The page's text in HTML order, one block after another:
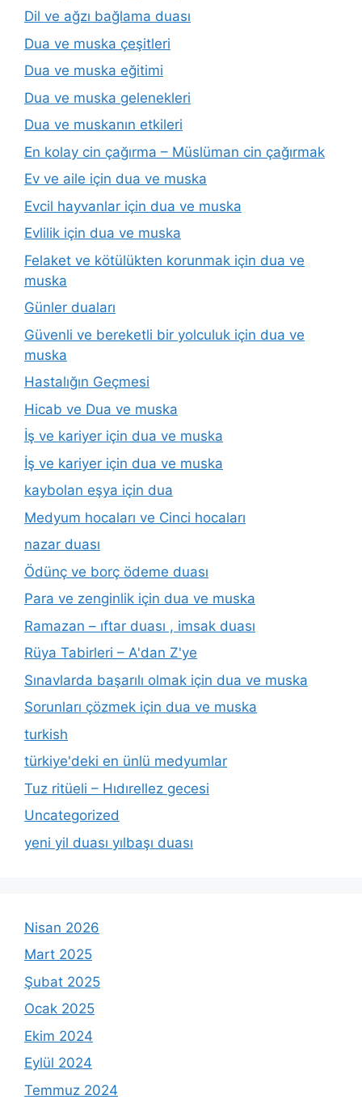
Dil ve ağzı bağlama duası
Dua ve muska çeşitleri
Dua ve muska eğitimi
Dua ve muska gelenekleri
Dua ve muskanın etkileri
En kolay cin çağırma – Müslüman cin çağırmak
Ev ve aile için dua ve muska
Evcil hayvanlar için dua ve muska
Evlilik için dua ve muska
Felaket ve kötülükten korunmak için dua ve
muska
Günler duaları
Güvenli ve bereketli bir yolculuk için dua ve
muska
Hastalığın Geçmesi
Hicab ve Dua ve muska
İş ve kariyer için dua ve muska
İş ve kariyer için dua ve muska
kaybolan eşya için dua
Medyum hocaları ve Cinci hocaları
nazar duası
Ödünç ve borç ödeme duası
Para ve zenginlik için dua ve muska
Ramazan – ıftar duası , imsak duası
Rüya Tabirleri – A'dan Z'ye
Sınavlarda başarılı olmak için dua ve muska
Sorunları çözmek için dua ve muska
turkish
türkiye'deki en ünlü medyumlar
Tuz ritüeli – Hıdırellez gecesi
Uncategorized
yeni yil duası yılbaşı duası
Nisan 2026
Mart 2025
Şubat 2025
Ocak 2025
Ekim 2024
Eylül 2024
Temmuz 2024